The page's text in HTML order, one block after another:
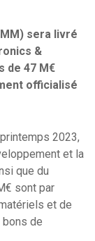
sera livré
&
de 47 M€
officialisé
2023,
et la
que du
sont par
et de
de